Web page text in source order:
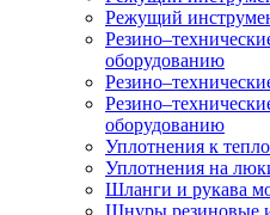
Режущий
оборудованию
оборудованию
Уплотнения к
Уплотнения на
Шланги и рукава
Шнуры резиновые